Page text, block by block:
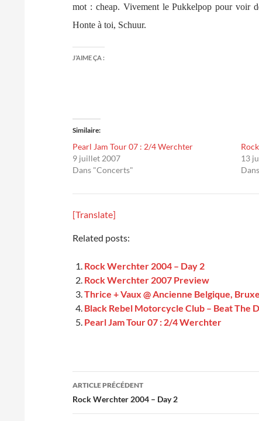
mot : cheap. Vivement le Pukkelpop pour voir
Honte à toi, Schuur.
J’AIME ÇA :
Similaire
Pearl Jam Tour 07 : 2/4 Werchter
9 juillet 2007
Dans "Concerts"
13
[Translate]
Related posts:
Rock Werchter 2004 – Day 2
Rock Werchter 2007 Preview
Thrice + Vaux @ Ancienne Belgique,
Black Rebel Motorcycle Club – Beat The
Pearl Jam Tour 07 : 2/4 Werchter
Navigation
des
ARTICLE PRÉCÉDENT
Rock Werchter 2004 – Day 2